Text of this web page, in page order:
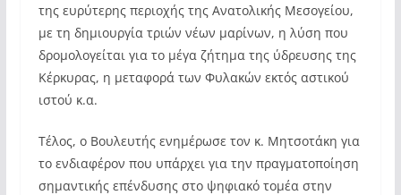
της ευρύτερης περιοχής της Ανατολικής Μεσογείου,
με τη δημιουργία τριών νέων μαρίνων, η λύση που
δρομολογείται για το μέγα ζήτημα της ύδρευσης της
Κέρκυρας, η μεταφορά των Φυλακών εκτός αστικού
ιστού κ.α.
Τέλος, ο Βουλευτής ενημέρωσε τον κ. Μητσοτάκη για
το ενδιαφέρον που υπάρχει για την πραγματοποίηση
σημαντικής επένδυσης στο ψηφιακό τομέα στην